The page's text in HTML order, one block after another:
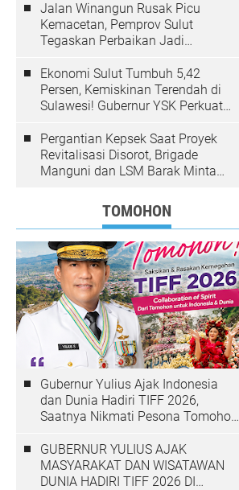
Jalan Winangun Rusak Picu
Kemacetan, Pemprov Sulut
Tegaskan Perbaikan Jadi
Ekonomi Sulut Tumbuh 5,42
Persen, Kemiskinan Terendah di
Sulawesi! Gubernur YSK Perkuat
Rakyat
Pergantian Kepsek Saat Proyek
Revitalisasi Disorot, Brigade
Manguni dan LSM Barak Minta
TOMOHON
Gubernur Yulius Ajak Indonesia
dan Dunia Hadiri TIFF 2026,
Saatnya Nikmati Pesona Tomohon
GUBERNUR YULIUS AJAK
MASYARAKAT DAN WISATAWAN
DUNIA HADIRI TIFF 2026 DI